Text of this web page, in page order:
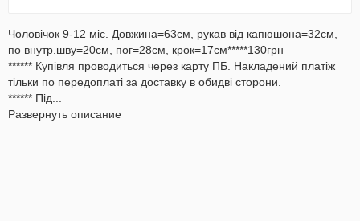
Чоловічок 9-12 міс. Довжина=63см, рукав від капюшона=32см,
по внутр.шву=20см, пог=28см, крок=17см*****130грн
****** Купівля проводиться через карту ПБ. Накладений платіж
тільки по передоплаті за доставку в обидві сторони.
****** Під...
Развернуть описание